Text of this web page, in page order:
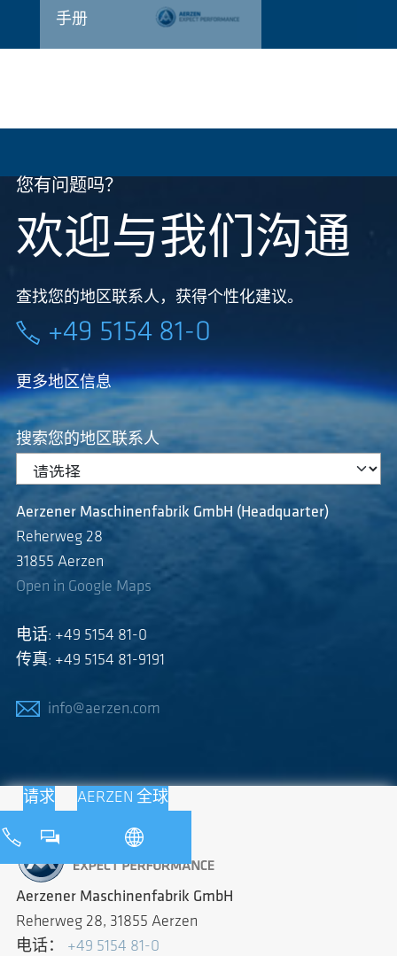
手册
您有问题吗？
欢迎与我们沟通
查找您的地区联系人，获得个性化建议。
+49 5154 81-0
更多地区信息
搜索您的地区联系人
Aerzener Maschinenfabrik GmbH (Headquarter)
Reherweg 28
31855 Aerzen
Open in Google Maps
电话: +49 5154 81-0
传真: +49 5154 81-9191
info@aerzen.com
请求 AERZEN 全球
Aerzener Maschinenfabrik GmbH
Reherweg 28, 31855 Aerzen
电话： +49 5154 81-0